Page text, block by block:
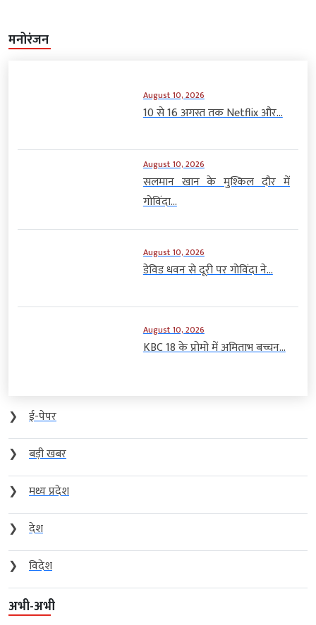
मनोरंजन
August 10, 2026
10 से 16 अगस्त तक Netflix और...
August 10, 2026
सलमान खान के मुश्किल दौर में
गोविंदा...
August 10, 2026
डेविड धवन से दूरी पर गोविंदा ने...
August 10, 2026
KBC 18 के प्रोमो में अमिताभ बच्चन...
❯
ई-पेपर
❯
बड़ी खबर
❯
मध्य प्रदेश
❯
देश
❯
विदेश
अभी-अभी